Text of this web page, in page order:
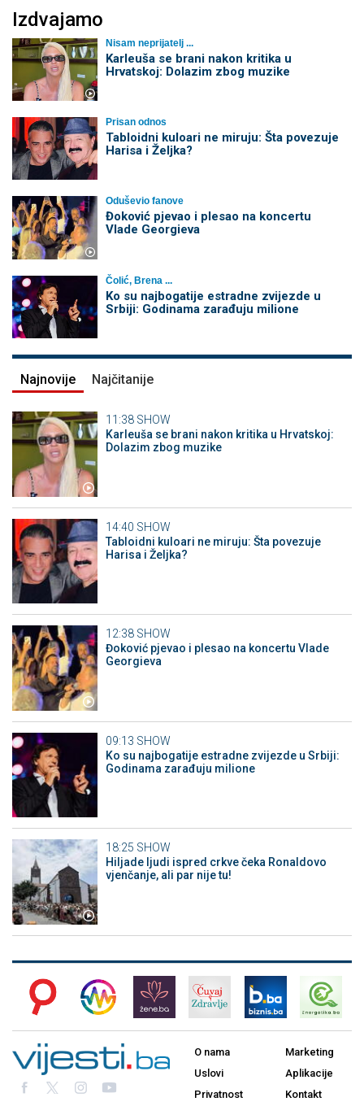
Izdvajamo
Nisam neprijatelj ...
Karleuša se brani nakon kritika u
Hrvatskoj: Dolazim zbog muzike
Prisan odnos
Tabloidni kuloari ne miruju: Šta povezuje
Harisa i Željka?
Oduševio fanove
Đoković pjevao i plesao na koncertu
Vlade Georgieva
Čolić, Brena ...
Ko su najbogatije estradne zvijezde u
Srbiji: Godinama zarađuju milione
Najnovije Najčitanije
11:38 SHOW
Karleuša se brani nakon kritika u Hrvatskoj:
Dolazim zbog muzike
14:40 SHOW
Tabloidni kuloari ne miruju: Šta povezuje
Harisa i Željka?
12:38 SHOW
Đoković pjevao i plesao na koncertu Vlade
Georgieva
09:13 SHOW
Ko su najbogatije estradne zvijezde u Srbiji:
Godinama zarađuju milione
18:25 SHOW
Hiljade ljudi ispred crkve čeka Ronaldovo
vjenčanje, ali par nije tu!
O nama
Uslovi
Privatnost
Marketing
Aplikacije
Kontakt